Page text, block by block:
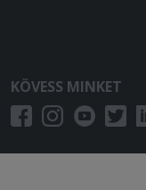
KÖVESS MINKET